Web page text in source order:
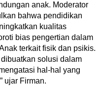
anak. Moderator
bahwa pendidikan
kualitas
bias pengertian dalam
terkait fisik dan psikis.
solusi dalam
hal-hal yang
ujar Firman.